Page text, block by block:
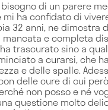
bisogno di un parere
ha confidato di
32 anni, ne dimostra
e completa
trascurato sino a
a curarsi, che
e delle spalle.
delle cure di cui
non posso e né
questione molto